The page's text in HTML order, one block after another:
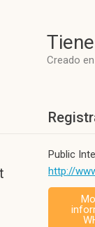
Creado
Public
http://